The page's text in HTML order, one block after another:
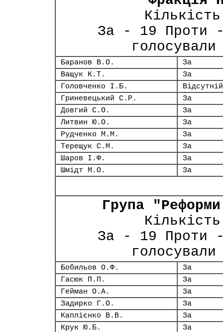
За - 19 Проти
Баранов В.О.
За
Ващук К.Т.
За
Головченко І.Б.
Відсутній
Гриневецький С.Р.
За
Довгий С.О.
За
Литвин Ю.О.
За
Рудченко М.М.
За
Терещук С.М.
За
Шаров І.Ф.
За
Шмідт М.О.
За
Група
За - 19 Проти
Бобильов О.Ф.
За
Гасюк П.П.
За
Гейман О.А.
За
Задирко Г.О.
За
Каплієнко В.В.
За
Крук Ю.Б.
За